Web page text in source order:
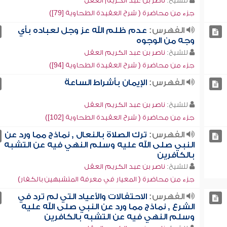
جزء من محاضرة ( شرح العقيدة الطحاوية [79])
الفهرس: عدم ظلم الله عز وجل لعباده بأي
وجه من الوجوه
للشيخ: ناصر بن عبد الكريم العقل
جزء من محاضرة ( شرح العقيدة الطحاوية [94])
الفهرس: الإيمان بأشراط الساعة
للشيخ: ناصر بن عبد الكريم العقل
جزء من محاضرة ( شرح العقيدة الطحاوية [102])
الفهرس: ترك الصلاة بالنعال , نماذج مما ورد عن
النبي صلى الله عليه وسلم النهي فيه عن التشبه
بالكافرين
للشيخ: ناصر بن عبد الكريم العقل
جزء من محاضرة ( المعيار في معرفة المتشبهين بالكفار)
الفهرس: الاحتفالات والأعياد التي لم ترد في
الشرع , نماذج مما ورد عن النبي صلى الله عليه
وسلم النهي فيه عن التشبه بالكافرين